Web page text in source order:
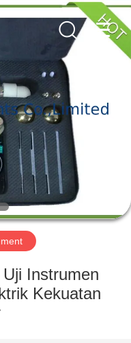
Instrumen
Kekuatan